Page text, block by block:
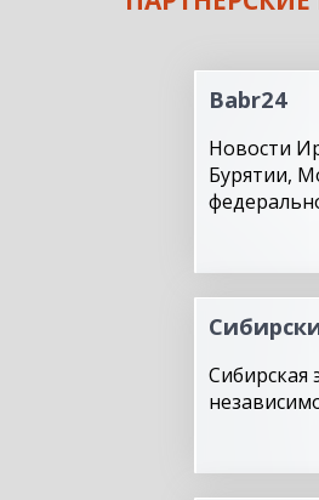
Babr24
Новости
Бурятии,
Сибирская